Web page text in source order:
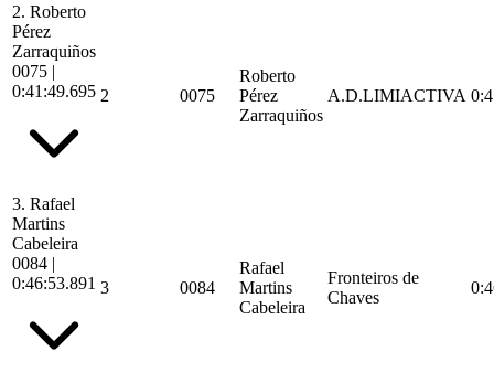
2. Roberto
Pérez
Zarraquiños
0075 |
0:41:49.695 2 0075
Roberto
Pérez
Zarraquiños
A.D.LIMIACTIVA
3. Rafael
Martins
Cabeleira
0084 |
0:46:53.891 3 0084
Rafael
Martins
Cabeleira
Fronteiros de
Chaves